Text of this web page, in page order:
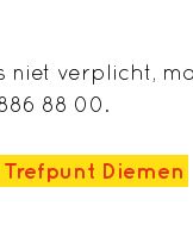
niet verplicht,
88 00.
Diemen